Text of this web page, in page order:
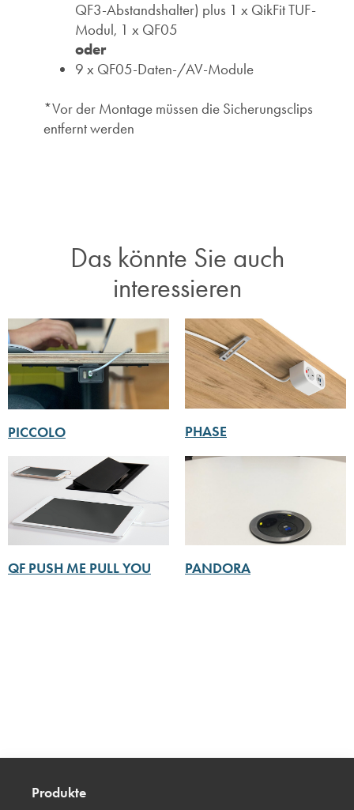
QF3-Abstandshalter) plus 1 x QikFit TUF-
Modul, 1 x QF05
oder
9 x QF05-Daten-/AV-Module
*Vor der Montage müssen die Sicherungsclips
entfernt werden
Das könnte Sie auch
interessieren​
PICCOLO PHASE
QF PUSH ME PULL YOU PANDORA
Produkte